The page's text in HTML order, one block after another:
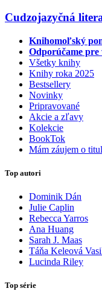
Cudzojazyčná
Knihomoľský
Odporúčame pre
Všetky knihy
Knihy roka 2025
Bestsellery
Novinky
Pripravované
Akcie a zľavy
Kolekcie
BookTok
Mám záujem o titul
Top autori
Dominik Dán
Julie Caplin
Rebecca Yarros
Ana Huang
Sarah J. Maas
Táňa Keleová
Lucinda Riley
Top série